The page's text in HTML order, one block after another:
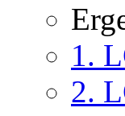
1.
2.